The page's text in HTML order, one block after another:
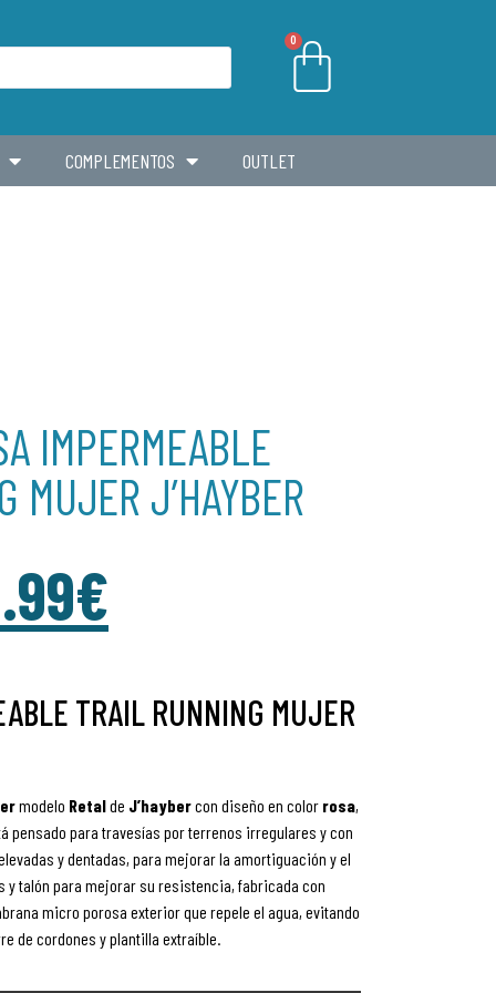
0
COMPLEMENTOS OUTLET
IMPERMEABLE
MUJER J’HAYBER
€
TRAIL RUNNING MUJER
modelo Retalde J’haybercon diseño en color rosa,
pensado para travesías por terrenos irregulares y con
y dentadas, para mejorar la amortiguación y el
y talón para mejorar su resistencia, fabricada con
micro porosa exterior que repele el agua, evitando
de cordones y plantilla extraíble.